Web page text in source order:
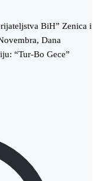
BiH” Zenica i
Dana
“Tur-Bo Gece”